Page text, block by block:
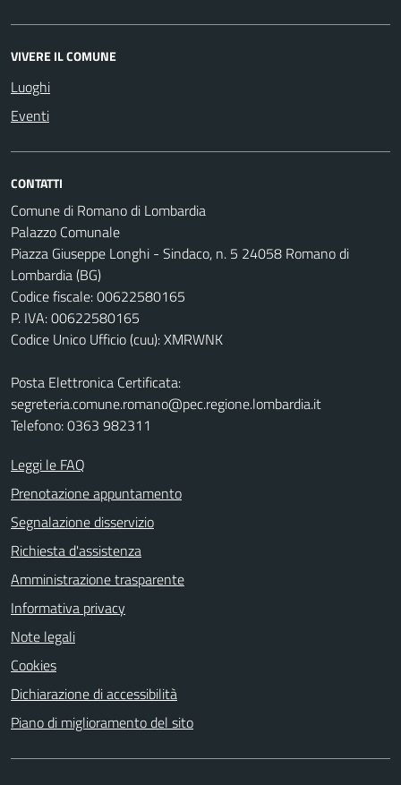
VIVERE IL COMUNE
Luoghi
Eventi
CONTATTI
Comune di Romano di Lombardia
Palazzo Comunale
Piazza Giuseppe Longhi - Sindaco, n. 5 24058 Romano di
Lombardia (BG)
Codice fiscale: 00622580165
P. IVA: 00622580165
Codice Unico Ufficio (cuu): XMRWNK
Posta Elettronica Certificata:
segreteria.comune.romano@pec.regione.lombardia.it
Telefono: 0363 982311
Leggi le FAQ
Prenotazione appuntamento
Segnalazione disservizio
Richiesta d'assistenza
Amministrazione trasparente
Informativa privacy
Note legali
Cookies
Dichiarazione di accessibilità
Piano di miglioramento del sito